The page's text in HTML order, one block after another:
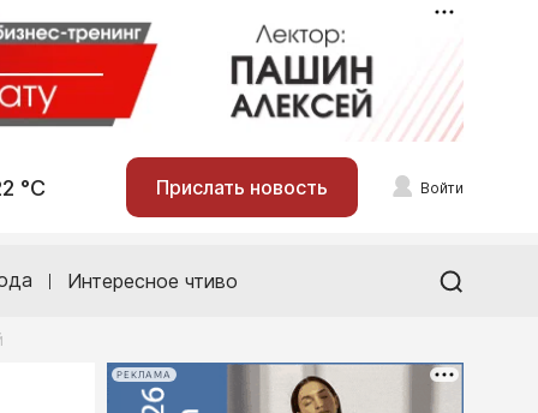
°С Прислать новость Войти
Интересное чтиво
РЕКЛАМА